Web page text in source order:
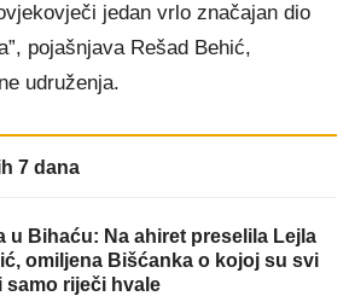
jedan vrlo značajan dio
pojašnjava Rešad Behić,
udruženja.
7 dana
u Bihaću: Na ahiret preselila Lejla
omiljena Bišćanka o kojoj su svi
samo riječi hvale